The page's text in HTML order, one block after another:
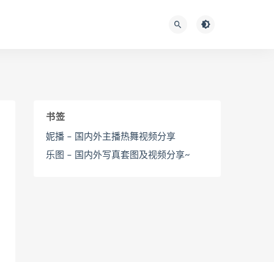
书签
妮播 – 国内外主播热舞视频分享
乐图 – 国内外写真套图及视频分享~